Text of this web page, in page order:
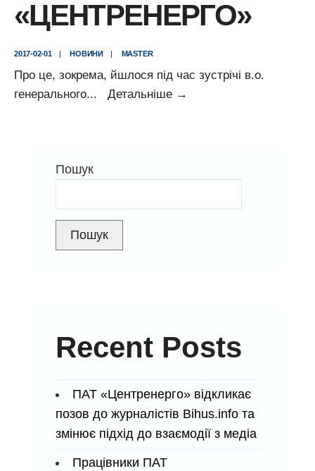
«ЦЕНТРЕНЕРГО»
2017-02-01 НОВИНИ MASTER
Про це, зокрема, йшлося під час зустрічі в.о.
генерального... Детальніше →
для
Пошук
Пошук
Recent Posts
ПАТ «Центренерго» відкликає
позов до журналістів Bihus.info та
змінює підхід до взаємодії з медіа
Працівники ПАТ